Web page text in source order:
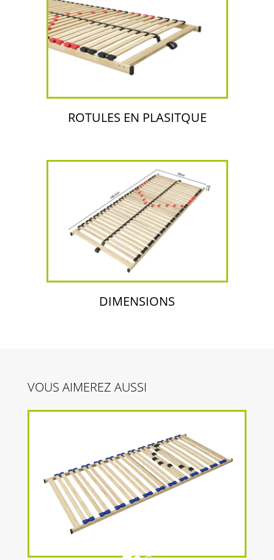
ROTULES EN PLASITQUE
DIMENSIONS
VOUS AIMEREZ AUSSI